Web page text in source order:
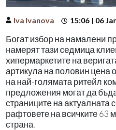
Iva Ivanova 15:06 | 06
Богат избор на намалени
намерят тази седмица
хипермаркетите на
артикула на половин цена
на най-голямата ритейл
предложения могат да
страниците на актуалната
рафтовете на всичките 63
страна.